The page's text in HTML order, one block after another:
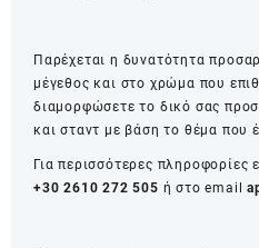
Παρέχεται η δυνατότητα
μέγεθος και στο χρώμα που
διαμορφώσετε το δικό σας
και σταντ με βάση το θέμα που
Για περισσότερες πληροφορίες
+30 2610 272 505 ή στο email